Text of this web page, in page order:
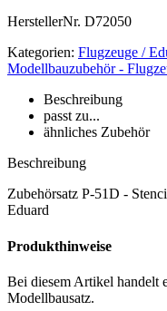
HerstellerNr. D72050
Kategorien: Flugzeuge /
Modellbauzubehör -
Beschreibung
passt zu...
ähnliches Zubehör
Beschreibung
Zubehörsatz P-51D -
Eduard
Produkthinweise
Bei diesem Artikel handelt
Modellbausatz.